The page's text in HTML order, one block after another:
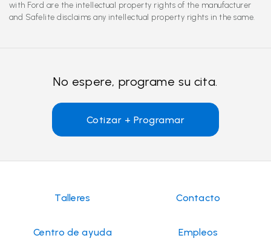
with Ford are the intellectual property rights of the manufacturer
and Safelite disclaims any intellectual property rights in the same.
No espere, programe su cita.
Cotizar + Programar
Talleres Contacto
Centro de ayuda Empleos